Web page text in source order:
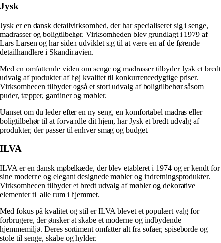
Jysk
Jysk er en dansk detailvirksomhed, der har specialiseret sig i senge,
madrasser og boligtilbehør. Virksomheden blev grundlagt i 1979 af
Lars Larsen og har siden udviklet sig til at være en af de førende
detailhandlere i Skandinavien.
Med en omfattende viden om senge og madrasser tilbyder Jysk et bredt
udvalg af produkter af høj kvalitet til konkurrencedygtige priser.
Virksomheden tilbyder også et stort udvalg af boligtilbehør såsom
puder, tæpper, gardiner og møbler.
Uanset om du leder efter en ny seng, en komfortabel madras eller
boligtilbehør til at forvandle dit hjem, har Jysk et bredt udvalg af
produkter, der passer til enhver smag og budget.
ILVA
ILVA er en dansk møbelkæde, der blev etableret i 1974 og er kendt for
sine moderne og elegant designede møbler og indretningsprodukter.
Virksomheden tilbyder et bredt udvalg af møbler og dekorative
elementer til alle rum i hjemmet.
Med fokus på kvalitet og stil er ILVA blevet et populært valg for
forbrugere, der ønsker at skabe et moderne og indbydende
hjemmemiljø. Deres sortiment omfatter alt fra sofaer, spiseborde og
stole til senge, skabe og hylder.